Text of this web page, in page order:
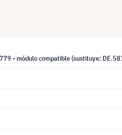
- módulo compatible (sustituye: